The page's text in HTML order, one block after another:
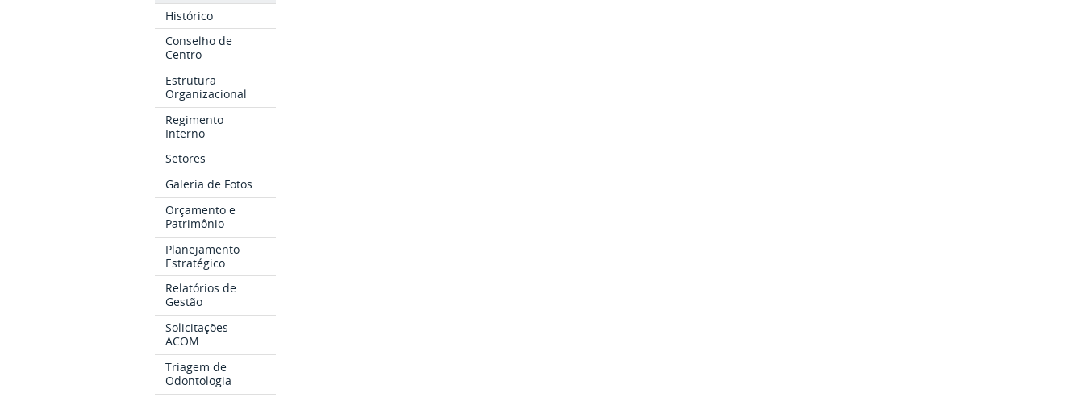
Histórico
Conselho de
Centro
Estrutura
Organizacional
Regimento
Interno
Setores
Galeria de Fotos
Orçamento e
Patrimônio
Planejamento
Estratégico
Relatórios de
Gestão
Solicitações
ACOM
Triagem de
Odontologia